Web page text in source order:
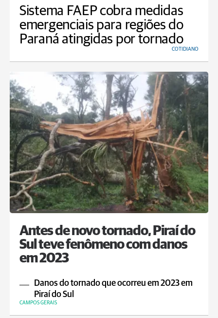
Sistema FAEP cobra medidas
emergenciais para regiões do
Paraná atingidas por tornado
COTIDIANO
Antes de novo tornado, Piraí do
Sul teve fenômeno com danos
em 2023
Danos do tornado que ocorreu em 2023 em
Piraí do Sul
CAMPOS GERAIS